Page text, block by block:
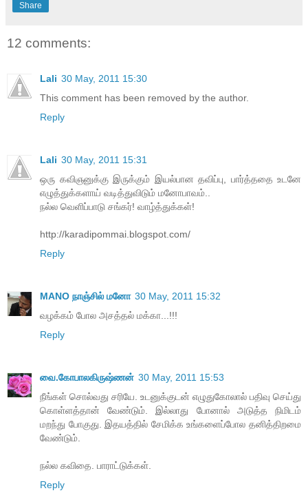
Share
12 comments:
Lali 30 May, 2011 15:30
This comment has been removed by the author.
Reply
Lali 30 May, 2011 15:31
ஒரு கவிஞனுக்கு இருக்கும் இயல்பான தவிப்பு, பார்த்ததை உடனே
எழுத்துக்களாய் வடித்துவிடும் மனோபாவம்..
நல்ல வெளிப்பாடு சங்கர்! வாழ்த்துக்கள்!
http://karadipommai.blogspot.com/
Reply
MANO நாஞ்சில் மனோ 30 May, 2011 15:32
வழக்கம் போல அசத்தல் மக்கா...!!!
Reply
வை.கோபாலகிருஷ்ணன் 30 May, 2011 15:53
நீங்கள் சொல்வது சரியே. உடனுக்குடன் எழுதுகோலால் பதிவு செய்து
கொள்ளத்தான் வேண்டும். இல்லாது போனால் அடுத்த நிமிடம்
மறந்து போகுது. இதயத்தில் சேமிக்க உங்களைப்போல தனித்திறமை
வேண்டும்.
நல்ல கவிதை. பாராட்டுக்கள்.
Reply